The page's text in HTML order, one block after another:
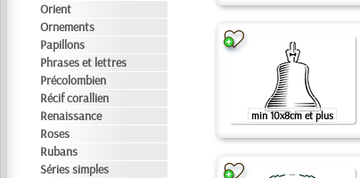
Orient
Ornements
Papillons
Phrases et lettres
Précolombien
Récif corallien
Renaissance
Roses
Rubans
Séries simples
min 10x8cm et plus